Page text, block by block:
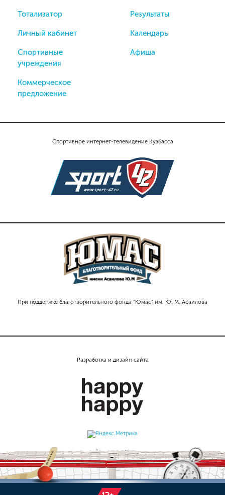
Спортивное интернет-телевидение Кузбасса
При поддержке благотворительного фонда "Юмас" им. Ю. М. Асаилова
Тотализатор
Личный кабинет
Спортивные
учреждения
Коммерческое
предложение
Результаты
Календарь
Афиша
Разработка и дизайн сайта